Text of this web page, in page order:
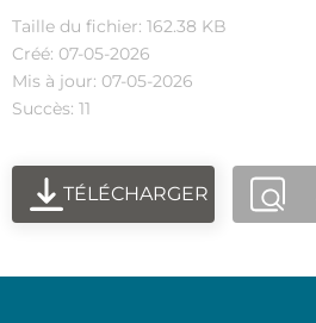
Taille du fichier: 162.38 KB
Créé: 07-05-2026
Mis à jour: 07-05-2026
Succès: 11
TÉLÉCHARGER